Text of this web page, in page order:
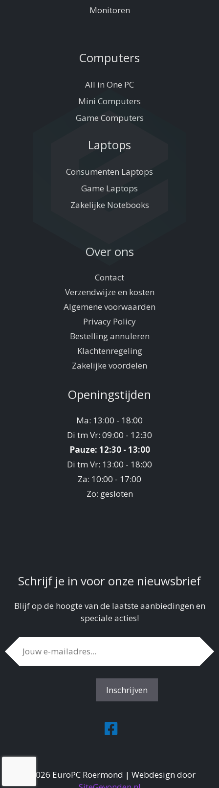
Monitoren
Computers
All in One PC
Mini Computers
Game Computers
Laptops
Consumenten Laptops
Game Laptops
Zakelijke Notebooks
Over ons
Contact
Verzendwijze en kosten
Algemene voorwaarden
Privacy Policy
Bestelling annuleren
Klachtenregeling
Zakelijke voordelen
Openingstijden
Ma: 13:00 - 18:00
Di tm Vr: 09:00 - 12:30
Pauze: 12:30 - 13:00
Di tm Vr: 13:00 - 18:00
Za: 10:00 - 17:00
Zo: gesloten
Schrijf je in voor onze nieuwsbrief
Blijf op de hoogte van de laatste aanbiedingen en
speciale acties!
©2026 EuroPC Roermond | Webdesign door